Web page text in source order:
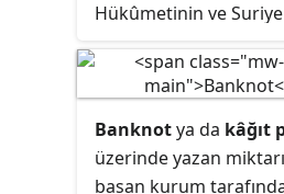
tanımlamak için
kavramı da kullanılır
para kavramı her
madenî paraları
Hükûmetinin ve
bölgelerde ise
kullanılan para
kuruş olan Türk
yönetme faaliyetleri
Cumhuriyet Merkez
Banknotya da kâğıt
üzerinde yazan
basan kurum